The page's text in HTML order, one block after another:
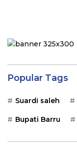
Popular Tags
Suardi saleh
Bupati Barru